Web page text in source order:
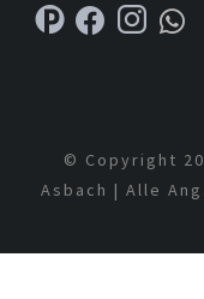
© Copyright
Asbach | Alle